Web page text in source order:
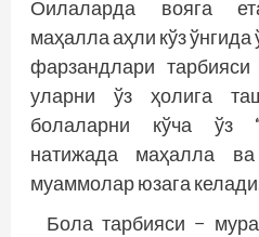
Оилаларда вояга
маҳалла аҳли кўз
фарзандлари
уларни ўз ҳолига
болаларни кўча ўз
натижада маҳалла
муаммолар юзага
Бола тарбияси −